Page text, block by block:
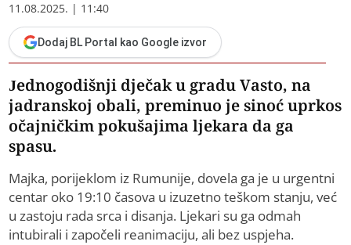
11.08.2025. | 11:40
Dodaj BL Portal kao Google izvor
Jednogodišnji dječak u gradu Vasto, na
jadranskoj obali, preminuo je sinoć uprkos
očajničkim pokušajima ljekara da ga
spasu.
Majka, porijeklom iz Rumunije, dovela ga je u urgentni
centar oko 19:10 časova u izuzetno teškom stanju, već
u zastoju rada srca i disanja. Ljekari su ga odmah
intubirali i započeli reanimaciju, ali bez uspjeha.